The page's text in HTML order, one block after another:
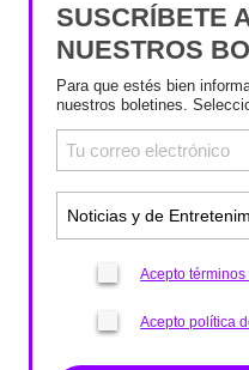
SUSCRÍBETE
NUESTROS
Para que estés bien
nuestros boletines.
Acepto
Acepto política